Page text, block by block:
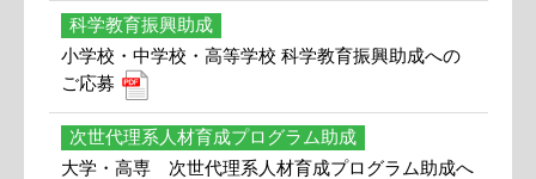
科学教育振興助成
小学校・中学校・高等学校 科学教育振興助成への
ご応募
次世代理系人材育成プログラム助成
大学・高専 次世代理系人材育成プログラム助成へ